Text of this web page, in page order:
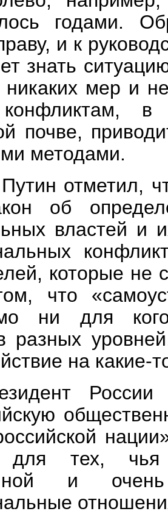
годами.
и к
знать
никаких мер и
почве,
методами.
отметил,
об
властей и
которые не
что
ни для
разных
на какие-
России
для тех, чья
и